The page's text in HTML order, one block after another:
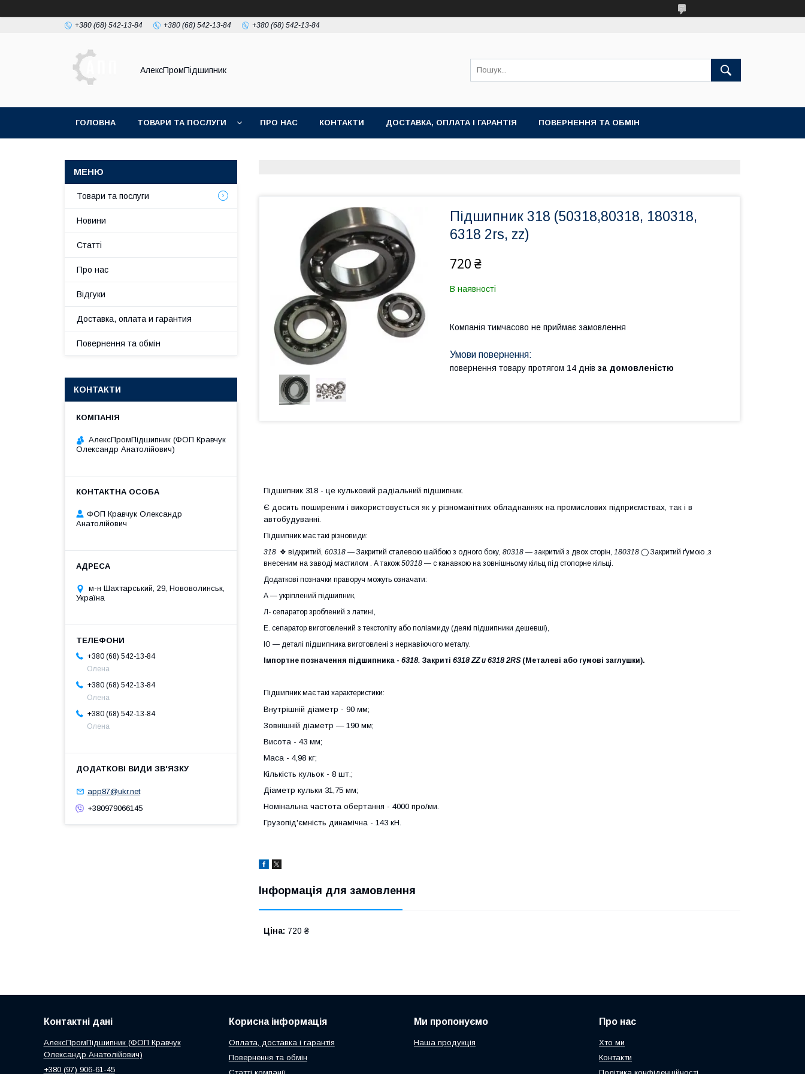
+380 (68) 542-13-84 +380 (68) 542-13-84 +380 (68) 542-13-84
АлексПромПідшипник
ГОЛОВНА ТОВАРИ ТА ПОСЛУГИ ПРО НАС КОНТАКТИ ДОСТАВКА, ОПЛАТА І ГАРАНТІЯ ПОВЕРНЕННЯ ТА ОБМІН
Підшипник 318 (50318,80318, 180318,
6318 2rs, zz)
720 ₴
В наявності
Компанія тимчасово не приймає замовлення
повернення товару протягом 14 днів за домовленістю
Підшипник 318 - це кульковий радіальний підшипник.
Є досить поширеним і використовується як у різноманітних обладнаннях на промислових підприємствах, так і в
автобудуванні.
Підшипник має такі різновиди:
318 ❖ відкритий, 60318 — Закритий сталевою шайбою з одного боку, 80318 — закритий з двох сторін, 180318 ◯ Закритий ґумою ,з
внесеним на заводі мастилом . А також50318 — с канавкою на зовнішньому кільц під стопорне кільці.
Додаткові позначки праворуч можуть означати:
А — укріплений підшипник,
Л- сепаратор зроблений з латині,
Е. сепаратор виготовлений з текстоліту або поліамиду (деякі підшипники дешевші),
Ю — деталі підшипника виготовлені з нержавіючого металу.
Імпортне позначення підшипника - 6318. Закриті 6318 ZZ и 6318 2RS (Металеві або гумові заглушки).
Підшипник має такі характеристики:
Внутрішній діаметр - 90 мм;
Зовнішній діаметр — 190 мм;
Висота - 43 мм;
Маса - 4,98 кг;
Кількість кульок - 8 шт.;
Діаметр кульки 31,75 мм;
Номінальна частота обертання - 4000 про/ми.
Грузопід'ємність динамічна - 143 кН.
Інформація для замовлення
Ціна: 720 ₴
Товари та послуги
Новини
Статті
Про нас
Відгуки
Доставка, оплата и гарантия
Повернення та обмін
КОНТАКТИ
АлексПромПідшипник (ФОП Кравчук
Олександр Анатолійович)
ФОП Кравчук Олександр
Анатолійович
м-н Шахтарський, 29, Нововолинськ,
Україна
+380 (68) 542-13-84
Олена
+380 (68) 542-13-84
Олена
+380 (68) 542-13-84
Олена
app87@ukr.net
+380979066145
Контактні дані
АлексПромПідшипник (ФОП Кравчук
Олександр Анатолійович)
+380 (97) 906-61-45
Корисна інформація
Оплата, доставка і гарантія
Повернення та обмін
Ми пропонуємо
Наша продукція
Про нас
Хто ми
Контакти